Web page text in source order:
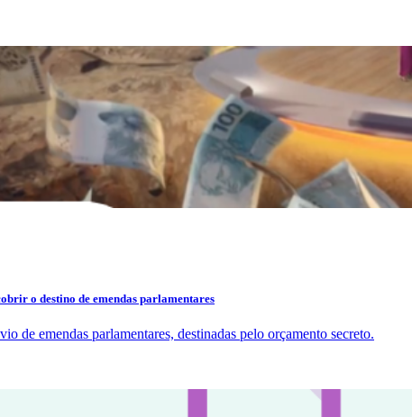
o destino de emendas parlamentares
de emendas parlamentares, destinadas pelo orçamento secreto.